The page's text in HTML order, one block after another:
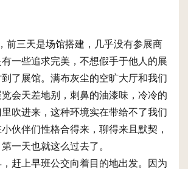
前三天是场馆搭建，几乎没有参展商
一些追求完美，不想假手于他人的展
了展馆。满布灰尘的空旷大厅和我们
会天差地别，刺鼻的油漆味，冷冷的
吹进来，这种环境实在带给不了我们
伙伴们性格合得来，聊得来且默契，
一天也就这么过去了。
赶上早班公交向着目的地出发。因为